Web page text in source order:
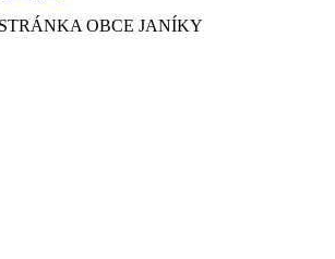
OBCE JANÍKY